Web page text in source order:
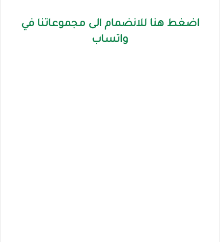
اضغط هنا للانضمام الى مجموعاتنا في
واتساب